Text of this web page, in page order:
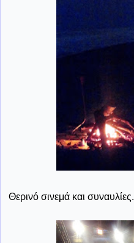
Θερινό σινεμά και συναυλίες.